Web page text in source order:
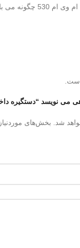
می باشد.
می نویسد “دستگیره
شد. بخش‌های